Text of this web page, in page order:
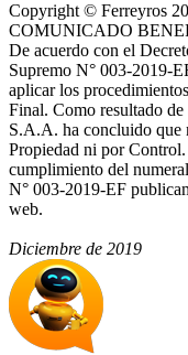
Copyright © Ferreyros
COMUNICADO
De acuerdo con el
Supremo N° 003-2019-
aplicar los
Final. Como resultado
S.A.A. ha concluido que
Propiedad ni por
cumplimiento del
N° 003-2019-EF
web.
Diciembre de 2019